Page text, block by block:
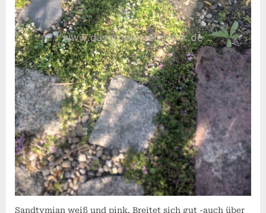
Sandtymian weiß und pink. Breitet sich gut -auch über